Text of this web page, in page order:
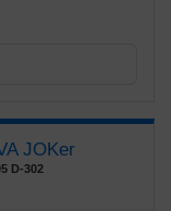
JOKer
D-302